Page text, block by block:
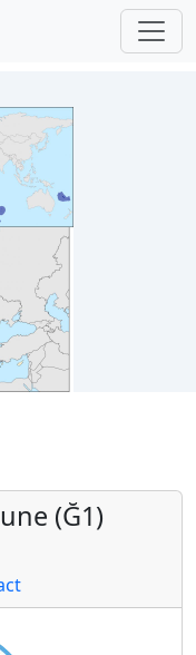
(Ğ1)